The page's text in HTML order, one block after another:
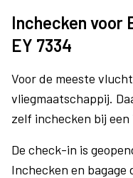
Inchecken voor
EY 7334
Voor de meeste
vliegmaatschappij.
zelf inchecken bij
De check-in is
Inchecken en